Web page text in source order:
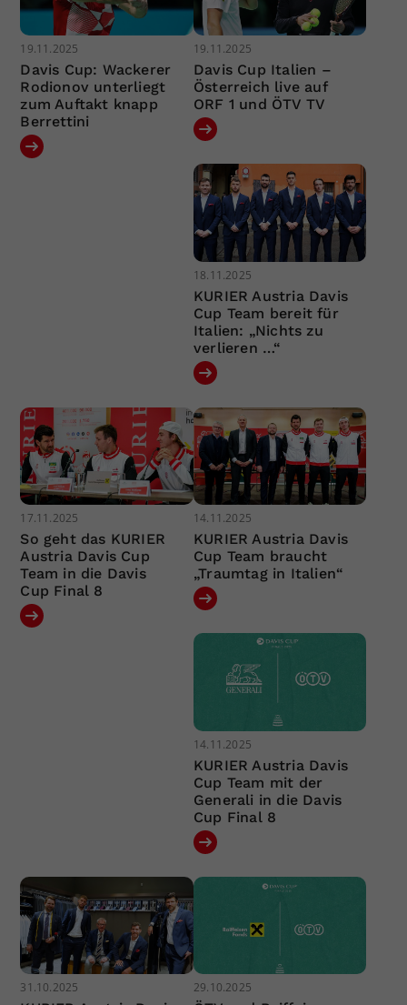
19.11.2025
Davis Cup: Wackerer
Rodionov unterliegt
zum Auftakt knapp
Berrettini
19.11.2025
Davis Cup Italien –
Österreich live auf
ORF 1 und ÖTV TV
18.11.2025
KURIER Austria Davis
Cup Team bereit für
Italien: „Nichts zu
verlieren …“
17.11.2025
So geht das KURIER
Austria Davis Cup
Team in die Davis
Cup Final 8
14.11.2025
KURIER Austria Davis
Cup Team braucht
„Traumtag in Italien“
14.11.2025
KURIER Austria Davis
Cup Team mit der
Generali in die Davis
Cup Final 8
31.10.2025 29.10.2025